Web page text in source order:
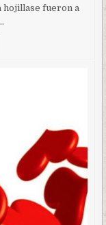
hojillase fueron a